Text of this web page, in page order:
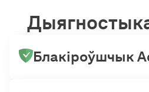
Блакіроўшчык